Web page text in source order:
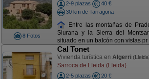
8 Fotos
2-9 plazas
40 €
30 km de Tarragona
Entre las montañas de
Siurana y la Sierra del
situado en un balcón con vistas pr
Cal Tonet
Vivienda turística en Algerri
Sarroca de Lleida (Lleida)
2-5 plazas
20 €